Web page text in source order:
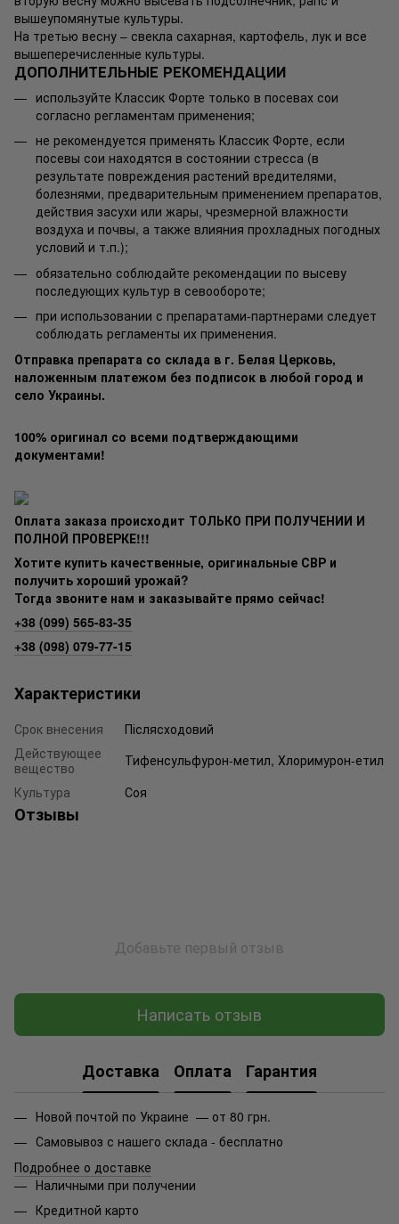
вышеупомянутые культуры.
На третью весну – свекла сахарная, картофель, лук и все
вышеперечисленные культуры.
ДОПОЛНИТЕЛЬНЫЕ РЕКОМЕНДАЦИИ
используйте Классик Форте только в посевах сои
согласно регламентам применения;
не рекомендуется применять Классик Форте, если
посевы сои находятся в состоянии стресса (в
результате повреждения растений вредителями,
болезнями, предварительным применением препаратов,
действия засухи или жары, чрезмерной влажности
воздуха и почвы, а также влияния прохладных погодных
условий и т.п.);
обязательно соблюдайте рекомендации по высеву
последующих культур в севообороте;
при использовании с препаратами-партнерами следует
соблюдать регламенты их применения.
Отправка препарата со склада в г. Белая Церковь,
наложенным платежом без подписок в любой город и
село Украины.
100% оригинал со всеми подтверждающими
документами!
Оплата заказа происходит ТОЛЬКО ПРИ ПОЛУЧЕНИИ И
ПОЛНОЙ ПРОВЕРКЕ!!!
Хотите купить качественные, оригинальные СВР и
получить хороший урожай?
Тогда звоните нам и заказывайте прямо сейчас!
+38 (099) 565-83-35
+38 (098) 079-77-15
Характеристики
Срок внесения
Післясходовий
Действующее
вещество
Тифенсульфурон-метил, Хлоримурон-етил
Культура
Соя
Отзывы
Добавьте первый отзыв
Написать отзыв
Доставка Оплата Гарантия
Новой почтой по Украине — от 80 грн.
Самовывоз с нашего склада - бесплатно
Подробнее о доставке
Наличными при получении
Кредитной карто